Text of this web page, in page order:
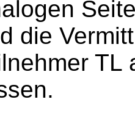
die
TL